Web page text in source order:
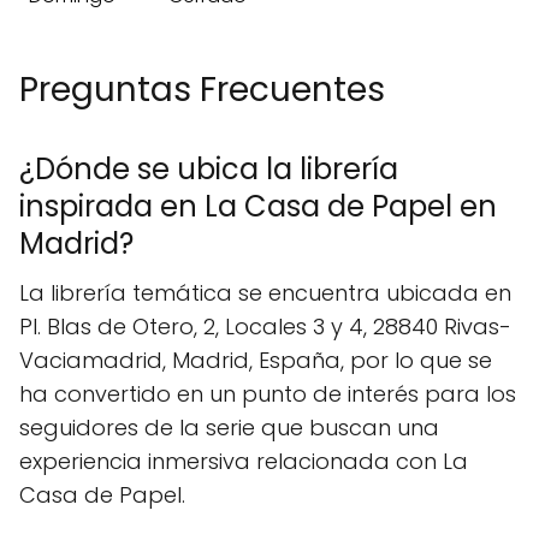
Preguntas Frecuentes
¿Dónde se ubica la librería
inspirada en La Casa de Papel en
Madrid?
La librería temática se encuentra ubicada en
Pl. Blas de Otero, 2, Locales 3 y 4, 28840 Rivas-
Vaciamadrid, Madrid, España, por lo que se
ha convertido en un punto de interés para los
seguidores de la serie que buscan una
experiencia inmersiva relacionada con La
Casa de Papel.